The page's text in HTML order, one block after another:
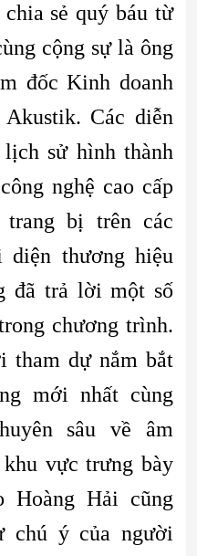
sẻ quý báu từ
cộng sự là ông
đốc Kinh doanh
Các diễn
sử hình thành
nghệ cao cấp
bị trên các
diện thương hiệu
đã trả lời một số
chương trình.
tham dự nắm bắt
mới nhất cùng
sâu về âm
vực trưng bày
Hoàng Hải cũng
chú ý của người